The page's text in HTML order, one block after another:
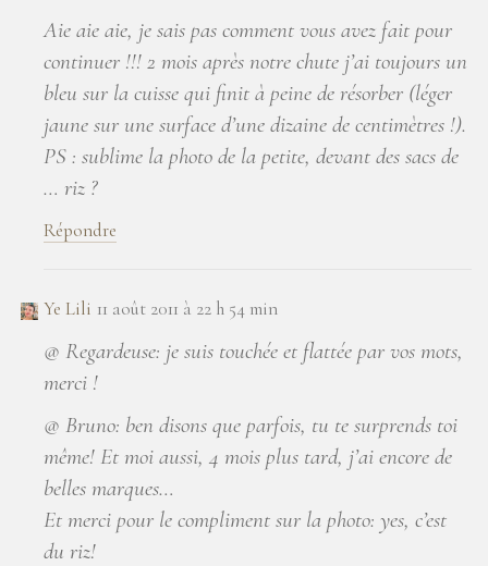
Aie aie aie, je sais pas comment vous avez fait pour
continuer !!! 2 mois après notre chute j’ai toujours un
bleu sur la cuisse qui finit à peine de résorber (léger
jaune sur une surface d’une dizaine de centimètres !).
PS : sublime la photo de la petite, devant des sacs de
… riz ?
Répondre
Ye Lili 11 août 2011 à 22 h 54 min
@ Regardeuse: je suis touchée et flattée par vos mots,
merci !
@ Bruno: ben disons que parfois, tu te surprends toi
même! Et moi aussi, 4 mois plus tard, j’ai encore de
belles marques…
Et merci pour le compliment sur la photo: yes, c’est
du riz!